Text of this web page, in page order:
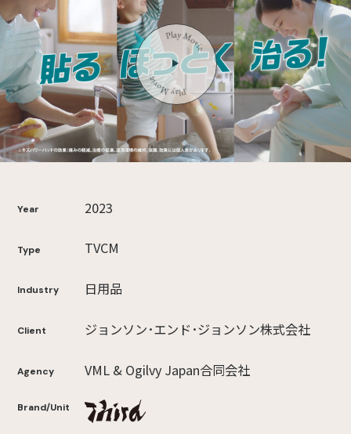
Year 2023
Type TVCM
Industry 日用品
Client ジョンソン･エンド･ジョンソン株式会社
Agency VML & Ogilvy Japan合同会社
Brand/Unit